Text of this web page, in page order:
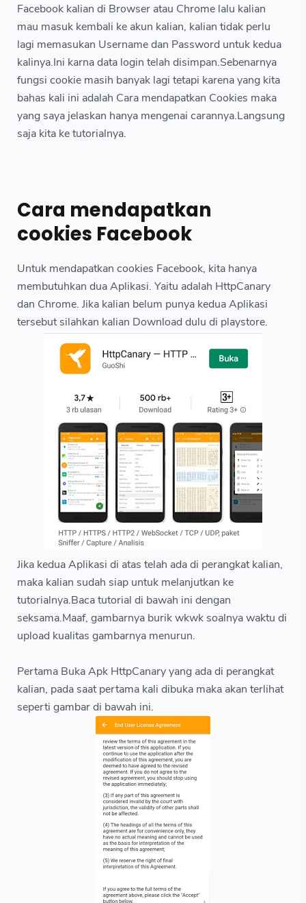
Facebook kalian di Browser atau Chrome lalu kalian
mau masuk kembali ke akun kalian, kalian tidak perlu
lagi memasukan Username dan Password untuk kedua
kalinya.Ini karna data login telah disimpan.Sebenarnya
fungsi cookie masih banyak lagi tetapi karena yang kita
bahas kali ini adalah Cara mendapatkan Cookies maka
yang saya jelaskan hanya mengenai carannya.Langsung
saja kita ke tutorialnya.
Cara mendapatkan
cookies Facebook
Untuk mendapatkan cookies Facebook, kita hanya
membutuhkan dua Aplikasi. Yaitu adalah HttpCanary
dan Chrome. Jika kalian belum punya kedua Aplikasi
tersebut silahkan kalian Download dulu di playstore.
Jika kedua Aplikasi di atas telah ada di perangkat kalian,
maka kalian sudah siap untuk melanjutkan ke
tutorialnya.Baca tutorial di bawah ini dengan
seksama.Maaf, gambarnya burik wkwk soalnya waktu di
upload kualitas gambarnya menurun.
Pertama Buka Apk HttpCanary yang ada di perangkat
kalian, pada saat pertama kali dibuka maka akan terlihat
seperti gambar di bawah ini.